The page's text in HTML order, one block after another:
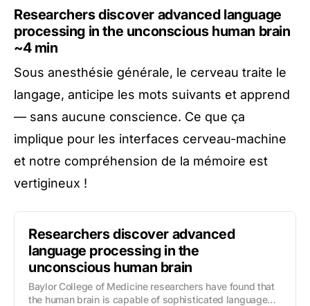
Researchers discover advanced language
processing in the unconscious human brain
~4 min
Sous anesthésie générale, le cerveau traite le
langage, anticipe les mots suivants et apprend
— sans aucune conscience. Ce que ça
implique pour les interfaces cerveau-machine
et notre compréhension de la mémoire est
vertigineux !
Researchers discover advanced
language processing in the
unconscious human brain
Baylor College of Medicine researchers have found that
the human brain is capable of sophisticated language